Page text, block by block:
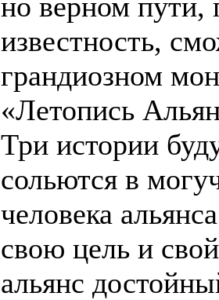
известность,
грандиозном
«Летопись
Три истории
сольются в
человека
свою цель и
альянс